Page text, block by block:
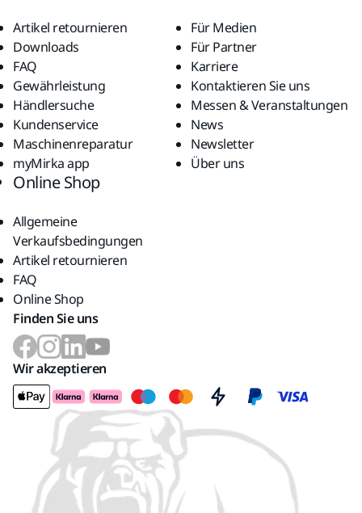
Artikel retournieren
Downloads
FAQ
Gewährleistung
Händlersuche
Kundenservice
Maschinenreparatur
myMirka app
Für Medien
Für Partner
Karriere
Kontaktieren Sie uns
Messen & Veranstaltungen
News
Newsletter
Über uns
Online Shop
Allgemeine
Verkaufsbedingungen
Artikel retournieren
FAQ
Online Shop
Finden Sie uns
Wir akzeptieren